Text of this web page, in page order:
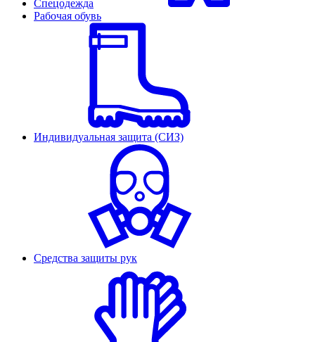
Спецодежда
Рабочая обувь
Индивидуальная защита (СИЗ)
Средства защиты рук